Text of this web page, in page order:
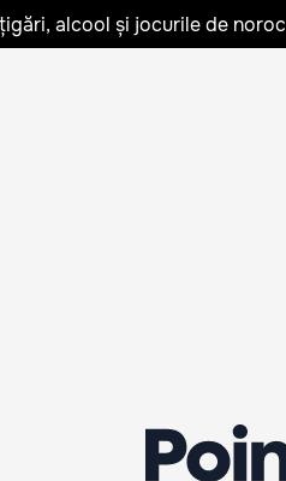
alcool și jocurile de noroc